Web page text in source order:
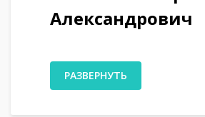
Александрович
РАЗВЕРНУТЬ